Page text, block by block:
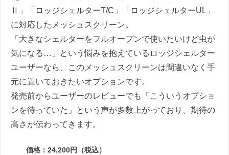
Ⅱ」「ロッジシェルターT/C」「ロッジシェルターUL」
に対応したメッシュスクリーン。
「大きなシェルターをフルオープンで使いたいけど虫が
気になる…」という悩みを抱えているロッジシェルター
ユーザーなら、このメッシュスクリーンは間違いなく手
元に置いておきたいオプションです。
発売前からユーザーのレビューでも「こういうオプショ
ンを待っていた」という声が多数上がっており、期待の
高さが伝わってきます。
価格：24,200円（税込）